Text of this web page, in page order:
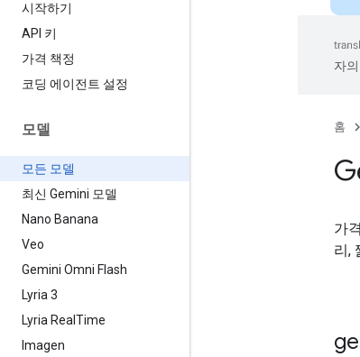
시작하기
API 키
가격 책정
코딩 에이전트 설정
모델
모든 모델
최신 Gemini 모델
Nano Banana
Veo
Gemini Omni Flash
Lyria 3
Lyria Real Time
Imagen
자
홈
가
리,